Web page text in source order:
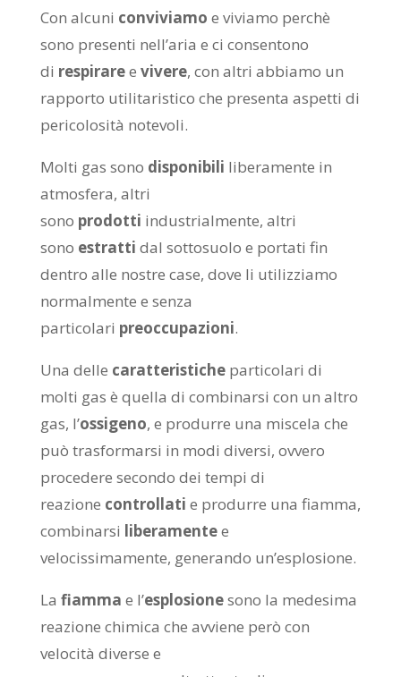
Con alcuni conviviamo e viviamo perchè
sono presenti nell’aria e ci consentono
di respiraree vivere, con altri abbiamo un
rapporto utilitaristico che presenta aspetti di
pericolosità notevoli.
Molti gas sono disponibili liberamente in
atmosfera, altri
sono prodotti industrialmente, altri
sono estratti dal sottosuolo e portati fin
dentro alle nostre case, dove li utilizziamo
normalmente e senza
particolari preoccupazioni.
Una delle caratteristiche particolari di
molti gas è quella di combinarsi con un altro
gas, l’ossigeno, e produrre una miscela che
può trasformarsi in modi diversi, ovvero
procedere secondo dei tempi di
reazione controllati e produrre una fiamma,
combinarsi liberamentee
velocissimamente, generando un’esplosione.
La fiamma e l’esplosionesono la medesima
reazione chimica che avviene però con
velocità diverse e